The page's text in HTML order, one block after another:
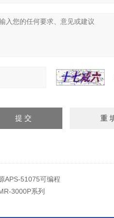
APS-51075可编程
3000P系列